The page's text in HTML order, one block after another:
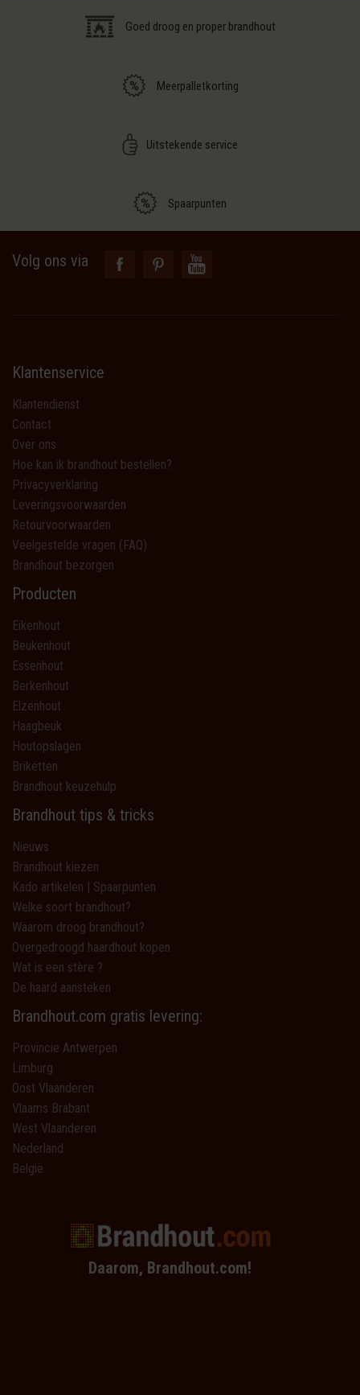
Goed droog en proper brandhout
Meerpalletkorting
Uitstekende service
Spaarpunten
Volg ons via
Klantenservice
Klantendienst
Contact
Over ons
Hoe kan ik brandhout bestellen?
Privacyverklaring
Leveringsvoorwaarden
Retourvoorwaarden
Veelgestelde vragen (FAQ)
Brandhout bezorgen
Producten
Eikenhout
Beukenhout
Essenhout
Berkenhout
Elzenhout
Haagbeuk
Houtopslagen
Briketten
Brandhout keuzehulp
Brandhout tips & tricks
Nieuws
Brandhout kiezen
Kado artikelen | Spaarpunten
Welke soort brandhout?
Waarom droog brandhout?
Overgedroogd haardhout kopen
Wat is een stère ?
De haard aansteken
Brandhout.com gratis levering:
Provincie Antwerpen
Limburg
Oost Vlaanderen
Vlaams Brabant
West Vlaanderen
Nederland
België
Daarom, Brandhout.com!